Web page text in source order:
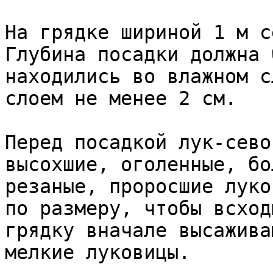
На грядке шириной 1 м
Глубина посадки
находились во влажном
слоем не менее 2 см.
Перед посадкой
высохшие, оголенные,
резаные, проросшие
по размеру, чтобы
грядку вначале
мелкие луковицы.